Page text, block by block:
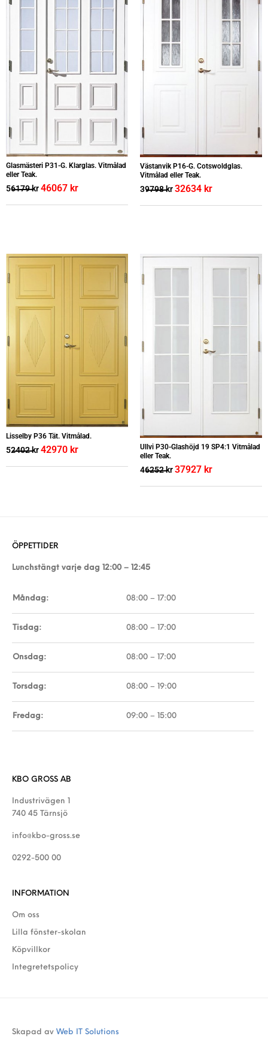
Glasmästeri P31-G. Klarglas. Vitmålad
eller Teak.
56179kr46067 kr
Västanvik P16-G. Cotswoldglas.
Vitmålad eller Teak.
39798kr32634 kr
Lisselby P36 Tät. Vitmålad.
52402kr42970 kr
Ullvi P30-Glashöjd 19 SP4:1 Vitmålad
eller Teak.
46252kr37927 kr
ÖPPETTIDER
Lunchstängt varje dag 12:00 – 12:45
Måndag: 08:00 – 17:00
Tisdag: 08:00 – 17:00
Onsdag: 08:00 – 17:00
Torsdag: 08:00 – 19:00
Fredag: 09:00 – 15:00
KBO GROSS AB
Industrivägen 1
740 45 Tärnsjö
info@kbo-gross.se
0292-500 00
INFORMATION
Om oss
Lilla fönster-skolan
Köpvillkor
Integretetspolicy
Skapad av Web IT Solutions